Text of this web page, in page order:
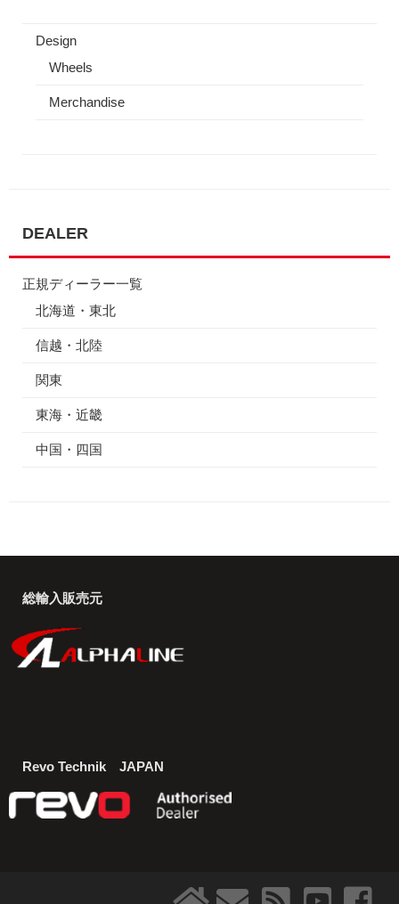
Design
Wheels
Merchandise
DEALER
正規ディーラー一覧
北海道・東北
信越・北陸
関東
東海・近畿
中国・四国
総輸入販売元
Revo Technik JAPAN